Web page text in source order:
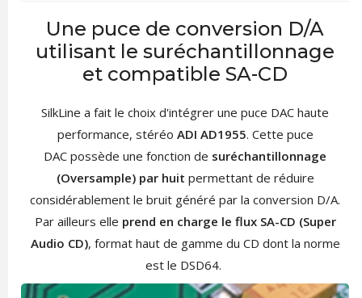
Une puce de conversion D/A
utilisant le suréchantillonnage
et compatible SA-CD
SilkLine a fait le choix d'intégrer une puce DAC haute
performance, stéréo ADI AD1955. Cette puce
DAC possède une fonction de suréchantillonnage
(Oversample) par huit permettant de réduire
considérablement le bruit généré par la conversion D/A.
Par ailleurs elle prend en charge le flux SA-CD (Super
Audio CD), format haut de gamme du CD dont la norme
est le DSD64.